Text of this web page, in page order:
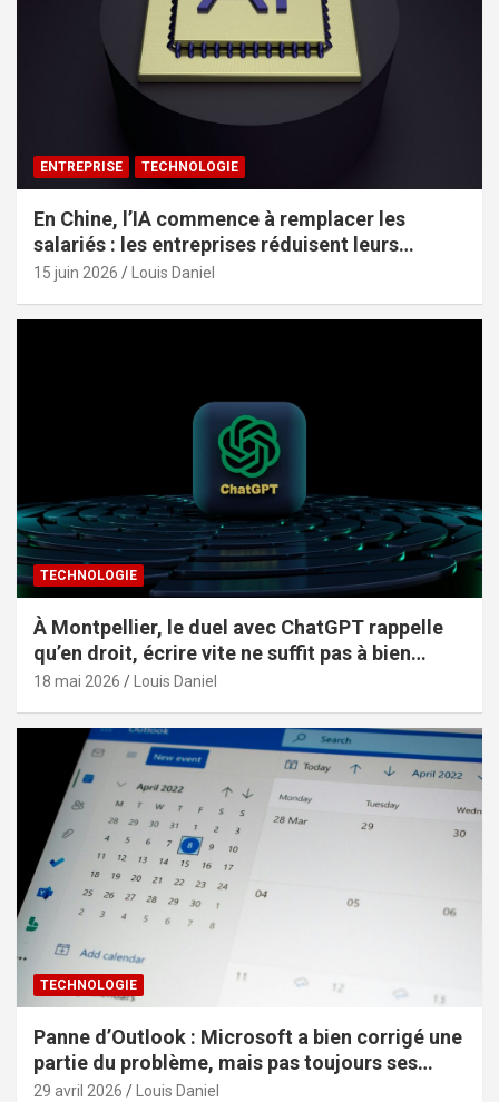
ENTREPRISE TECHNOLOGIE
En Chine, l’IA commence à remplacer les
salariés : les entreprises réduisent leurs
effectifs sans le dire
15 juin 2026 Louis Daniel
TECHNOLOGIE
À Montpellier, le duel avec ChatGPT rappelle
qu’en droit, écrire vite ne suffit pas à bien
constituer
18 mai 2026 Louis Daniel
TECHNOLOGIE
Panne d’Outlook : Microsoft a bien corrigé une
partie du problème, mais pas toujours ses
effets
29 avril 2026 Louis Daniel